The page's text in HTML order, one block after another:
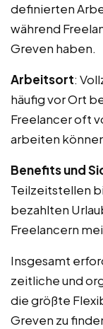
definierten
während
Greven haben.
Arbeitsort:
häufig vor Ort
Freelancer oft
arbeiten
Benefits und
Teilzeitstellen
bezahlten
Freelancern
Insgesamt
zeitliche und
die größte
Greven zu